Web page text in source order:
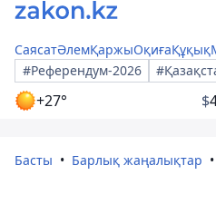
СаясатӘлемҚаржыОқиғаҚұқық
#Референдум-2026
+27° $
Басты Барлық жаңалықтар